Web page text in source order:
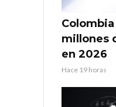
Colombia
millones
en 2026
Hace 19 horas